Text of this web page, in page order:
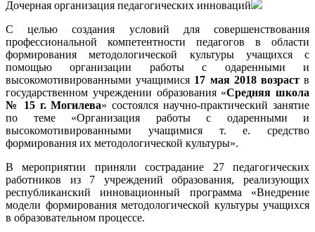
Дочерная организация педагогических инноваций
С целью создания условий для совершенствования
профессиональной компетентности педагогов в области
формирования методологической культуры учащихся с
помощью организации работы с одаренными и
высокомотивированными учащимися 17 мая 2018 возраств
государственном учреждении образования «Средняя школа
№ 15 г. Могилева» состоялся научно-практический занятие
по теме «Организация работы с одаренными и
высокомотивированными учащимися т. е. средство
формирования их методологической культуры».
В мероприятии приняли сострадание 27 педагогических
работников из 7 учреждений образования, реализующих
республиканский инновационный программа «Внедрение
модели формирования методологической культуры учащихся
в образовательном процессе.